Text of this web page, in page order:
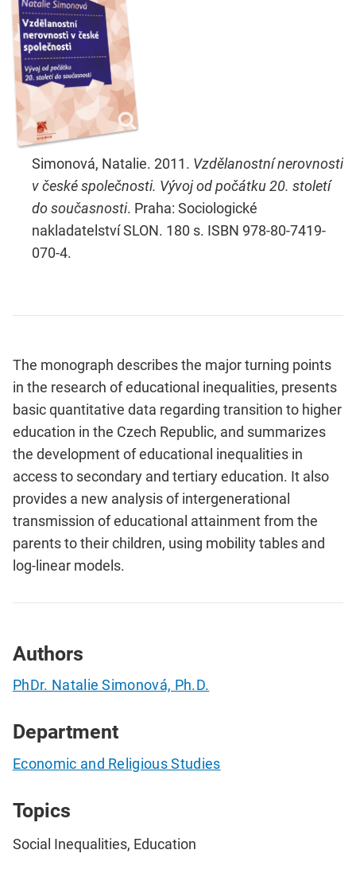
Simonová, Natalie. 2011. Vzdělanostní nerovnosti
v české společnosti. Vývoj od počátku 20. století
do současnosti. Praha: Sociologické
nakladatelství SLON. 180 s. ISBN 978-80-7419-
070-4.
The monograph describes the major turning points
in the research of educational inequalities, presents
basic quantitative data regarding transition to higher
education in the Czech Republic, and summarizes
the development of educational inequalities in
access to secondary and tertiary education. It also
provides a new analysis of intergenerational
transmission of educational attainment from the
parents to their children, using mobility tables and
log-linear models.
Authors
PhDr. Natalie Simonová, Ph.D.
Department
Economic and Religious Studies
Topics
Social Inequalities, Education